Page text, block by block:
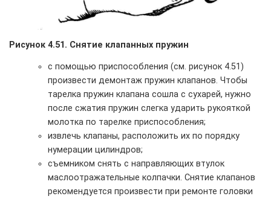
Рисунок 4.51. Снятие клапанных пружин
с помощью приспособления (см. рисунок 4.51)
произвести демонтаж пружин клапанов. Чтобы
тарелка пружин клапана сошла с сухарей, нужно
после сжатия пружин слегка ударить рукояткой
молотка по тарелке приспособления;
извлечь клапаны, расположить их по порядку
нумерации цилиндров;
съемником снять с направляющих втулок
маслоотражательные колпачки. Снятие клапанов
рекомендуется произвести при ремонте головки